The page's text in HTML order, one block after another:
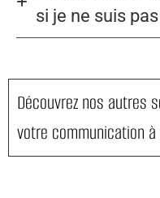
si je ne suis
Découvrez nos autres
votre communication à